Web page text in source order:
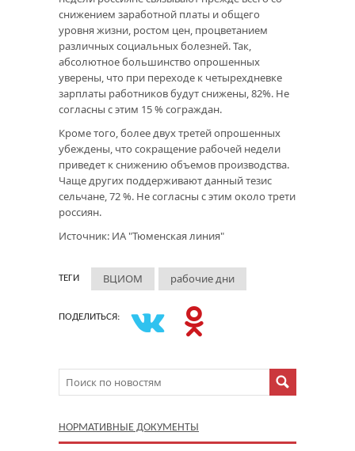
снижением заработной платы и общего
уровня жизни, ростом цен, процветанием
различных социальных болезней. Так,
абсолютное большинство опрошенных
уверены, что при переходе к четырехдневке
зарплаты работников будут снижены, 82%. Не
согласны с этим 15 % сограждан.
Кроме того, более двух третей опрошенных
убеждены, что сокращение рабочей недели
приведет к снижению объемов производства.
Чаще других поддерживают данный тезис
сельчане, 72 %. Не согласны с этим около трети
россиян.
Источник: ИА "Тюменская линия"
ТЕГИ ВЦИОМ рабочие дни
ПОДЕЛИТЬСЯ:
НОРМАТИВНЫЕ ДОКУМЕНТЫ